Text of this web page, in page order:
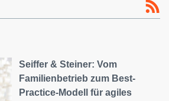
Seiffer & Steiner: Vom
Familienbetrieb zum Best-
Practice-Modell für agiles